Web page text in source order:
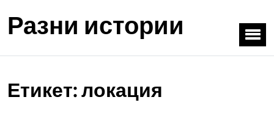
Разни истории
Етикет:локация